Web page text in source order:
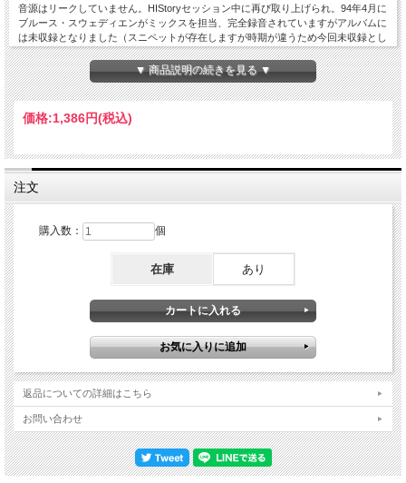
音源はリークしていません。HIStoryセッション中に再び取り上げられ。94年4月に
ブルース・スウェディエンがミックスを担当、完全録音されていますがアルバムに
は未収録となりました（スニペットが存在しますが時期が違うため今回未収録とし
ました）。そして「Much Too Soon」とタイトルを変え、10年『Michael』に異な
るミックスで収録されています。「Nymphette Lover」もタイトルのみで未リー
ク。そして「Rolling Dice」。この曲はロッド・テンパートンが作曲し、クインシ
ー・ジョーンズがプロデュースしましたがこれもリークしていません。93年のメキ
シコでの証言で、マイケルは存在を認めています。「そう、ヘイヴェンハーストで
デモを作ったけどリリースしなかった。力強さが足りないと思ったんだよ。」。こ
ます。尚デモ段階から先に進まなかった（他のアーティストに提供された曲は別と
して）ロッド作で、他に「Got The Hots」と、そしてある程度まで進んで、凄い曲
に変化することになる「Starlight」があります。そして「Spice Of Life」。マンハ
ッタン・トランスファーの曲で、83年9月リリースされたアルバム『Bodies And
ェイブのメンバー、デレク・ブランブルによって書かれました。デレクによるとマ
イケルはこの曲を録音しており、その時期が81年秋だと思われます。このマイケル
が歌うバージョンはリークしていませんが、AIによって再現した「Spice Of Life」
を冒頭に収録しました。81年秋のレコーディングに「Behind The Mask」がありま
す。正確には81年10月に録音されました（80年に録音が考慮された説もありま
す）。イエロー・マジック・オーケストラのインストゥルメンタル曲のカバーです
が、日本を訪れた際にこの曲を聴いたプロデューサーのクインシー・ジョーンズが
加えた再構築バージョンを作ります。共作者で作詞を担当したクリス・モスデルが
「マイケルはこの曲を女性についてのラブソングにした。私にとっては全く違う前
提だった...でも、まあ、この曲は彼に任せたよ」と語っています。作者の坂本、モ
には収録されませんでした（マイケルが出版権を100%譲渡することを坂本に要
求、ならばどれだけ変更しているのかチェックしたいと坂本側は訴えましたが、マ
イケルはそれも拒否しました）。そのマイケルが歌を加えたバージョンが「Behind
The Mask (Mike's Mix (Demo)」です。出版権を100%譲渡は大げさだとしても、マ
イケルの歌がオリジナルに既にあったと思わせる、元がインストだとは思えない素
晴らしいマイケル印の出来です。後にグレッグ・フィリンゲインズのアルバム
▼ 商品説明の続きを見る ▼
価格:1,386円(税込)
注文
購入数： 個
在庫 あり
返品についての詳細はこちら
お問い合わせ